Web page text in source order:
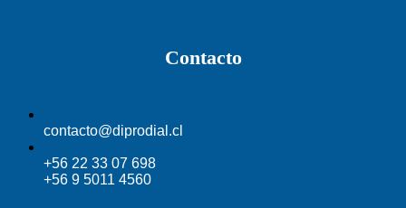
Contacto
contacto@diprodial.cl
+56 22 33 07 698
+56 9 5011 4560